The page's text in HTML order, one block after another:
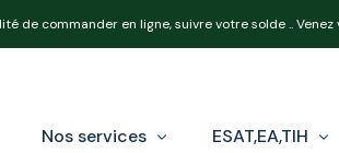
de commander en ligne, suivre votre solde .. Venez
Nos services ESAT,EA,TIH